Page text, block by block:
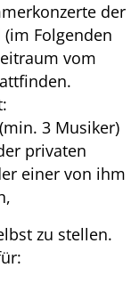
der
Folgenden
vom
3 Musiker)
privaten
einer von ihm
zu stellen.